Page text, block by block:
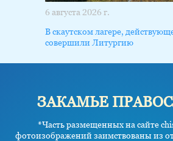
6 августа 2026 г.
В скаутском лагере,
совершили Литургию
ЗАКАМЬЕ
*Часть размещенных на сайте
фотоизображений заимствованы из